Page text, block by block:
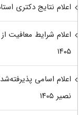
اعلام نتایج دکتری
اعلام شرایط معافیت
۱۴۰۵
اعلام اسامی
نصیر ۱۴۰۵